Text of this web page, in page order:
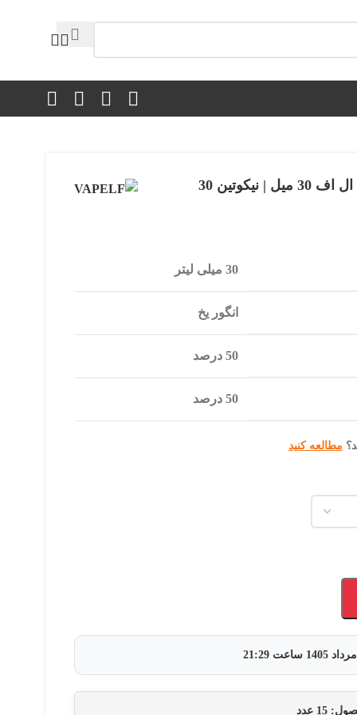
30
30 میلی لیتر
انگور یخ
50 درصد
50 درصد
مطالعه کنید
ساعت 21:29
15 عدد